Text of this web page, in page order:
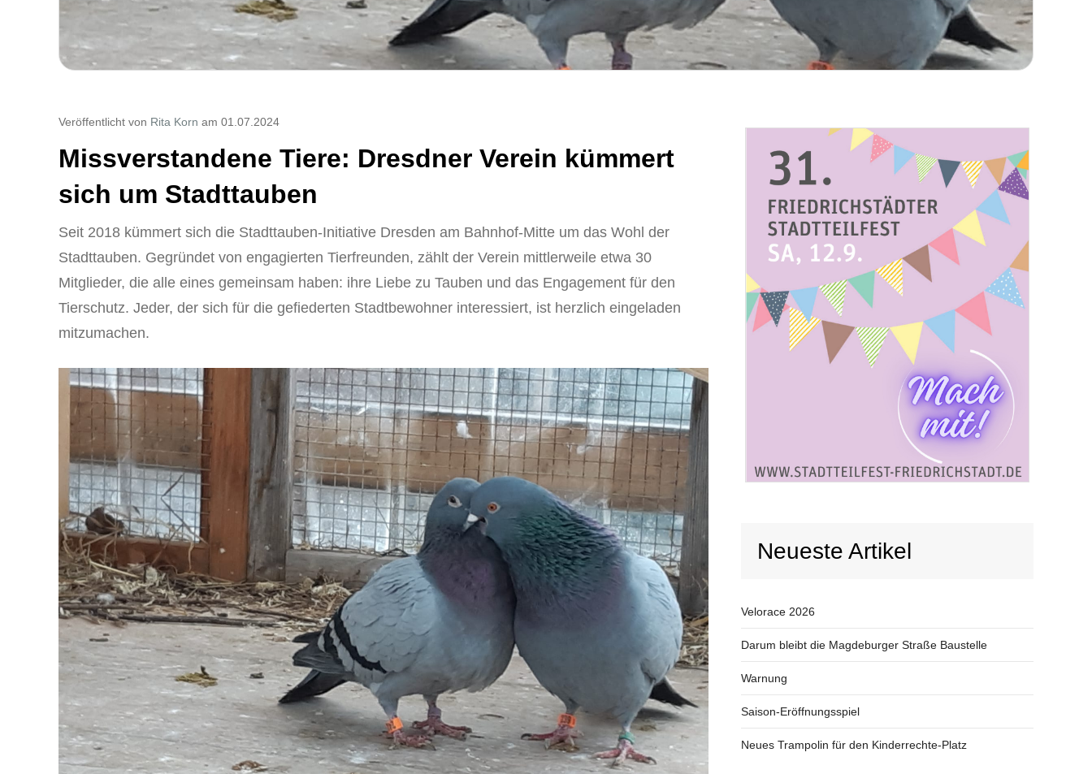
Veröffentlicht von Rita Korn am 01.07.2024
Missverstandene Tiere: Dresdner Verein kümmert
sich um Stadttauben
Seit 2018 kümmert sich die Stadttauben-Initiative Dresden am Bahnhof-Mitte um das Wohl der
Stadttauben. Gegründet von engagierten Tierfreunden, zählt der Verein mittlerweile etwa 30
Mitglieder, die alle eines gemeinsam haben: ihre Liebe zu Tauben und das Engagement für den
Tierschutz. Jeder, der sich für die gefiederten Stadtbewohner interessiert, ist herzlich eingeladen
mitzumachen.
Neueste Artikel
Velorace 2026
Darum bleibt die Magdeburger Straße Baustelle
Warnung
Saison-Eröffnungsspiel
Neues Trampolin für den Kinderrechte-Platz